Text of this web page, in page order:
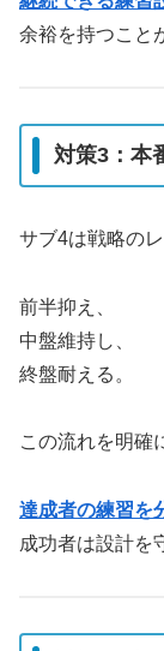
余裕を持つこと
対策3：本
サブ4は戦略のレ
前半抑え、
中盤維持し、
終盤耐える。
この流れを明確
達成者の練習を
成功者は設計を